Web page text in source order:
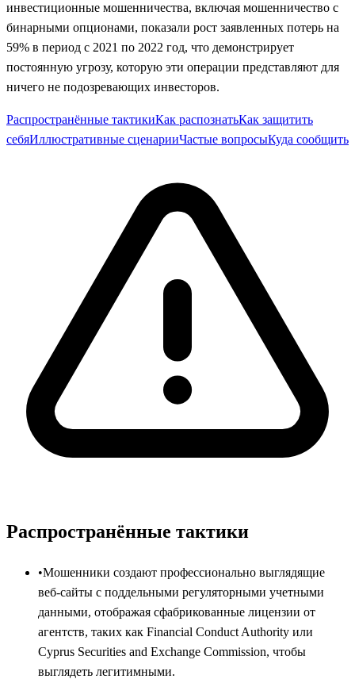
инвестиционные мошенничества, включая мошенничество с
бинарными опционами, показали рост заявленных потерь на
59% в период с 2021 по 2022 год, что демонстрирует
постоянную угрозу, которую эти операции представляют для
ничего не подозревающих инвесторов.
Распространённые тактикиКак распознатьКак защитить
себяИллюстративные сценарииЧастые вопросыКуда сообщить
Распространённые тактики
•Мошенники создают профессионально выглядящие
веб-сайты с поддельными регуляторными учетными
данными, отображая сфабрикованные лицензии от
агентств, таких как Financial Conduct Authority или
Cyprus Securities and Exchange Commission, чтобы
выглядеть легитимными.